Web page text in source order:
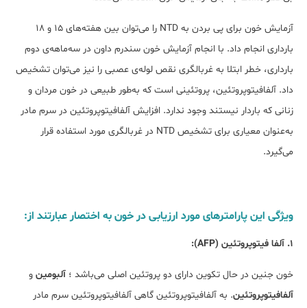
آزمایش خون برای پی بردن به NTD را می‌توان بین هفته‌های ۱۵ و ۱۸
بارداری انجام داد. با انجام آزمایش خون سندرم داون در سه‌ماهه‌ی دوم
بارداری، خطر ابتلا به غربالگری نقص لوله‌ی عصبی را نیز می‌توان تشخیص
داد. آلفافیتوپروتئین، پروتئینی است که به‌طور طبیعی در خون مردان و
زنانی که باردار نیستند وجود ندارد. افزایش آلفافیتوپروتئين در سرم مادر
به‌عنوان معیاری برای تشخيص NTD در غربالگری مورد استفاده قرار
می‌گیرد.
ویژگی این پارامترهای مورد ارزیابی در خون به اختصار عبارتند از:
۱. آلفا فیتوپروتئین (AFP):
خون جنین در حال تکوین دارای دو پروتئین اصلی می‌باشد ؛ آلبومین و
آلفافیتوپروتئین. به آلفافیتوپروتئین گاهی آلفافیتوپروتئین سرم مادر